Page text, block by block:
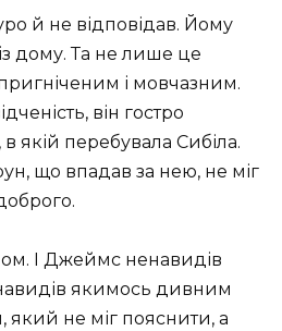
й не відповідав. Йому
дому. Та не лише це
і мовчазним.
він гостро
якій перебувала Сибіла.
що впадав за нею, не міг
І Джеймс ненавидів
якимось дивним
який не міг пояснити, а